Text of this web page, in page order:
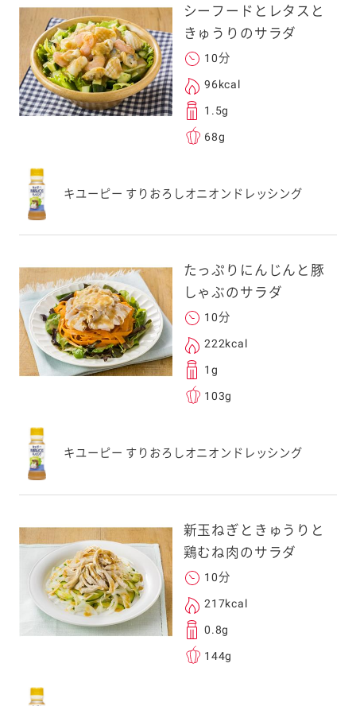
シーフードとレタスと
きゅうりのサラダ
10分
96kcal
1.5g
68g
キユーピー すりおろしオニオンドレッシング
たっぷりにんじんと豚
しゃぶのサラダ
10分
222kcal
1g
103g
キユーピー すりおろしオニオンドレッシング
新玉ねぎときゅうりと
鶏むね肉のサラダ
10分
217kcal
0.8g
144g